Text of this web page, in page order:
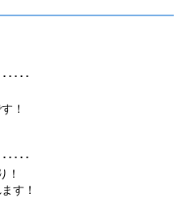
････
！
････
！
す！